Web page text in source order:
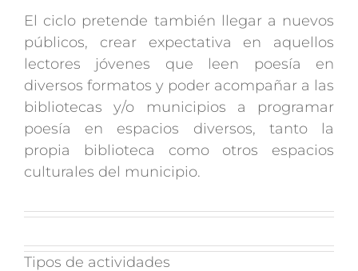
El ciclo pretende también llegar a nuevos
públicos, crear expectativa en aquellos
lectores jóvenes que leen poesía en
diversos formatos y poder acompañar a las
bibliotecas y/o municipios a programar
poesía en espacios diversos, tanto la
propia biblioteca como otros espacios
culturales del municipio.
Tipos de actividades